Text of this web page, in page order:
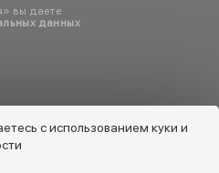
вы даете
данных
с использованием куки и